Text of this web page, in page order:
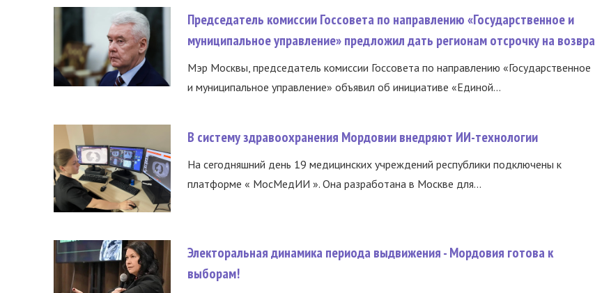
Председатель комиссии Госсовета по направлению «Государственное и
муниципальное управление» предложил дать регионам отсрочку на возвра
Мэр Москвы, председатель комиссии Госсовета по направлению «Государственное
и муниципальное управление» объявил об инициативе «Единой...
В систему здравоохранения Мордовии внедряют ИИ-технологии
На сегодняшний день 19 медицинских учреждений республики подключены к
платформе « МосМедИИ ». Она разработана в Москве для...
Электоральная динамика периода выдвижения - Мордовия готова к
выборам!